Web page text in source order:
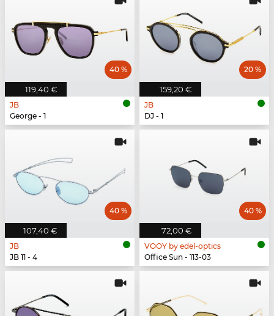
119,40 €
40 %
JB
George - 1
159,20 €
20 %
JB
DJ - 1
107,40 €
40 %
JB
JB 11 - 4
72,00 €
40 %
VOOY by edel-optics
Office Sun - 113-03